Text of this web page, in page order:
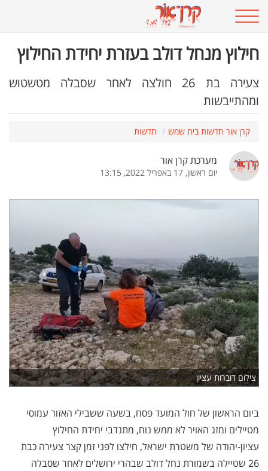
חילוץ מנחל דולב בעזרת יחידת החילוץ
צעירה בת 26 חולצה לאחר שסבלה מטשטוש
ומהתייבשות
קרן אור חדשות בית שמש חדשות
מערכת קרן אור
יום ראשון, 17 באפריל 2022, 13:15
צילום דוברות עציון
ביום הראשון של חול המועד פסח, בשעה ששבילי האזור עמוסי
מטיילים ומזג האויר לא ממש נוח, מתנדבי יחידת החילוץ
עציון-יהודה של משטרת ישראל, חילצו לפני זמן קצר צעירה כבת
26 שטיילה בשמורת נחל דולב שבהרי ירושלים לאחר שסבלה